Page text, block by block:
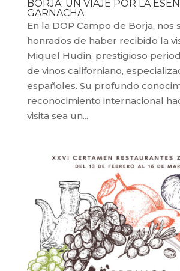
BORJA: UN VIAJE POR LA
GARNACHA
En la DOP Campo de Borja, nos
honrados de haber recibido la
Miquel Hudin, prestigioso
de vinos californiano,
españoles. Su profundo
reconocimiento internacional
visita sea un...